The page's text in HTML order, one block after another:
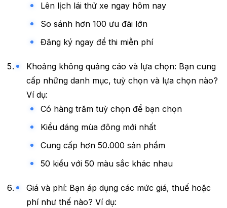
Lên lịch lái thử xe ngay hôm nay
So sánh hơn 100 ưu đãi lớn
Đăng ký ngay để thi miễn phí
Khoảng không quảng cáo và lựa chọn: Bạn cung
cấp những danh mục, tuỳ chọn và lựa chọn nào?
Ví dụ:
Có hàng trăm tuỳ chọn để bạn chọn
Kiểu dáng mùa đông mới nhất
Cung cấp hơn 50.000 sản phẩm
50 kiểu với 50 màu sắc khác nhau
Giá và phí: Bạn áp dụng các mức giá, thuế hoặc
phí như thế nào? Ví dụ: